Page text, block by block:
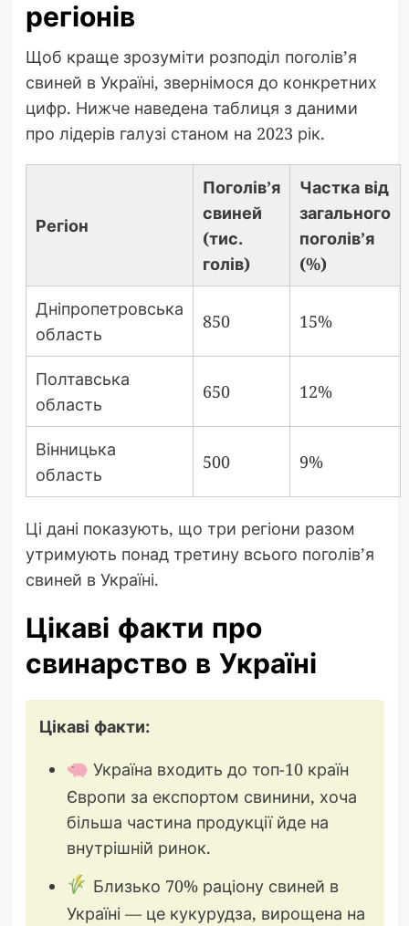
регіонів
Щоб краще зрозуміти розподіл поголів’я
свиней в Україні, звернімося до конкретних
цифр. Нижче наведена таблиця з даними
про лідерів галузі станом на 2023 рік.
Регіон
Поголів’я
свиней
(тис.
голів)
Частка від
загального
поголів’я
(%)
Дніпропетровська
область
850 15%
Полтавська
область
650 12%
Вінницька
область
500 9%
Ці дані показують, що три регіони разом
утримують понад третину всього поголів’я
свиней в Україні.
Цікаві факти про
свинарство в Україні
Цікаві факти:
Україна входить до топ-10 країн
Європи за експортом свинини, хоча
більша частина продукції йде на
внутрішній ринок.
Близько 70% раціону свиней в
Україні — це кукурудза, вирощена на